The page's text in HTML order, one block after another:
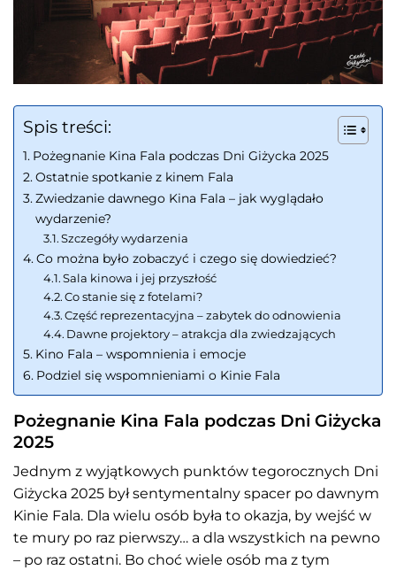
Spis treści:
Pożegnanie Kina Fala podczas Dni Giżycka 2025
Ostatnie spotkanie z kinem Fala
Zwiedzanie dawnego Kina Fala – jak wyglądało
wydarzenie?
Szczegóły wydarzenia
Co można było zobaczyć i czego się dowiedzieć?
Sala kinowa i jej przyszłość
Co stanie się z fotelami?
Część reprezentacyjna – zabytek do odnowienia
Dawne projektory – atrakcja dla zwiedzających
Kino Fala – wspomnienia i emocje
Podziel się wspomnieniami o Kinie Fala
Pożegnanie Kina Fala podczas Dni Giżycka
2025
Jednym z wyjątkowych punktów tegorocznych Dni
Giżycka 2025 był sentymentalny spacer po dawnym
Kinie Fala. Dla wielu osób była to okazja, by wejść w
te mury po raz pierwszy… a dla wszystkich na pewno
– po raz ostatni. Bo choć wiele osób ma z tym